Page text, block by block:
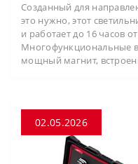
Созданный для
это нужно, этот
и работает до 16 часов
Многофункциональные
мощный магнит,
02.05.2026